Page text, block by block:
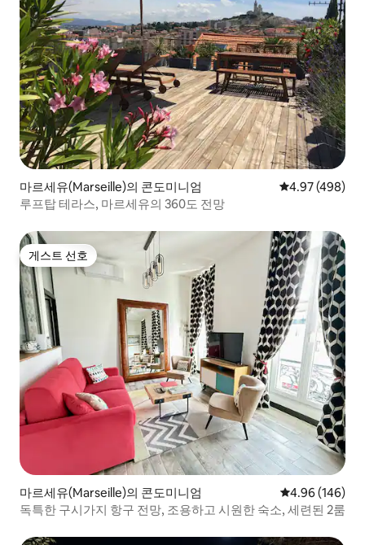
마르세유(Marseille)의 콘도미니엄 평점 4.97점(5
4.97 (498)
루프탑 테라스, 마르세유의 360도 전망
게스트 선호
게스트 선호
마르세유(Marseille)의 콘도미니엄 평점 4.96점(5
4.96 (146)
독특한 구시가지 항구 전망, 조용하고 시원한 숙소, 세련된 2룸